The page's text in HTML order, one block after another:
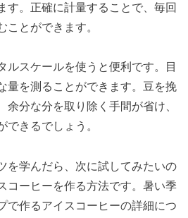
す。正確に計量することで、毎回
ことができます。
ルスケールを使うと便利です。目
量を測ることができます。豆を挽
余分な分を取り除く手間が省け、
できるでしょう。
を学んだら、次に試してみたいの
コーヒーを作る方法です。暑い季
で作るアイスコーヒーの詳細につ